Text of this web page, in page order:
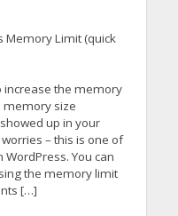
Memory Limit (quick
increase the memory
memory size
up in your
– this is one of
You can
the memory limit
[…]